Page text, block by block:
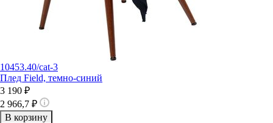
10453.40/cat-3
Плед Field, темно-синий
3 190 ₽
2 966,7 ₽
В корзину